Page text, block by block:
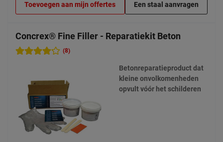
Toevoegen aan mijn offertes Een staal aanvragen
Concrex® Fine Filler - Reparatiekit Beton
(8)
Betonreparatieproduct dat
kleine onvolkomenheden
opvult vóór het schilderen